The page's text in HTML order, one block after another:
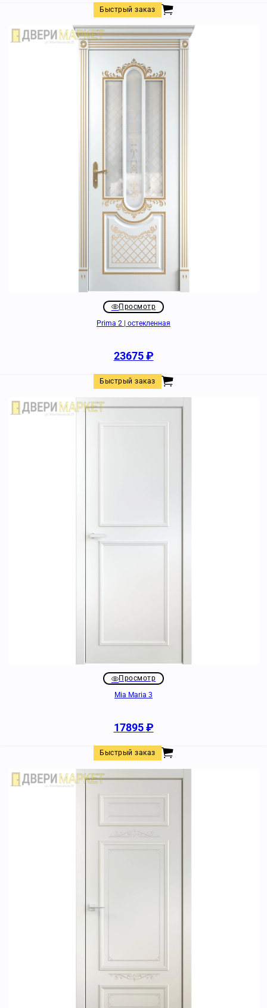
Быстрый заказ
Просмотр
Prima 2 | остекленная
23675₽
Быстрый заказ
Просмотр
Mia Maria 3
17895₽
Быстрый заказ